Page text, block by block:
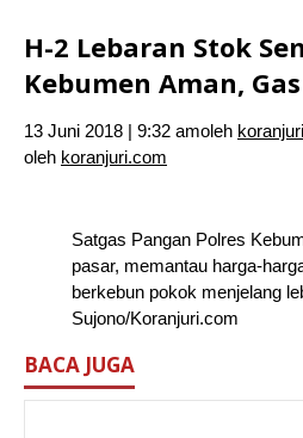
H-2 Lebaran Stok
Kebumen Aman,
13 Juni 2018 | 9:32 amoleh
oleh koranjuri.com
Satgas Pangan Polres
pasar, memantau harga-
berkebun pokok menjelang
Sujono/Koranjuri.com
BACA JUGA